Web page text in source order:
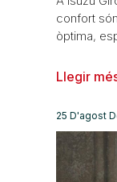
confort
òptima,
Llegir
25 D'agost